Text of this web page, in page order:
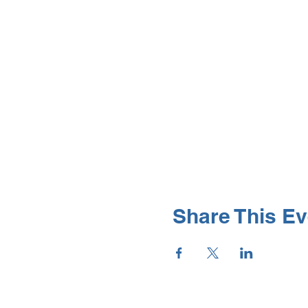
Share This